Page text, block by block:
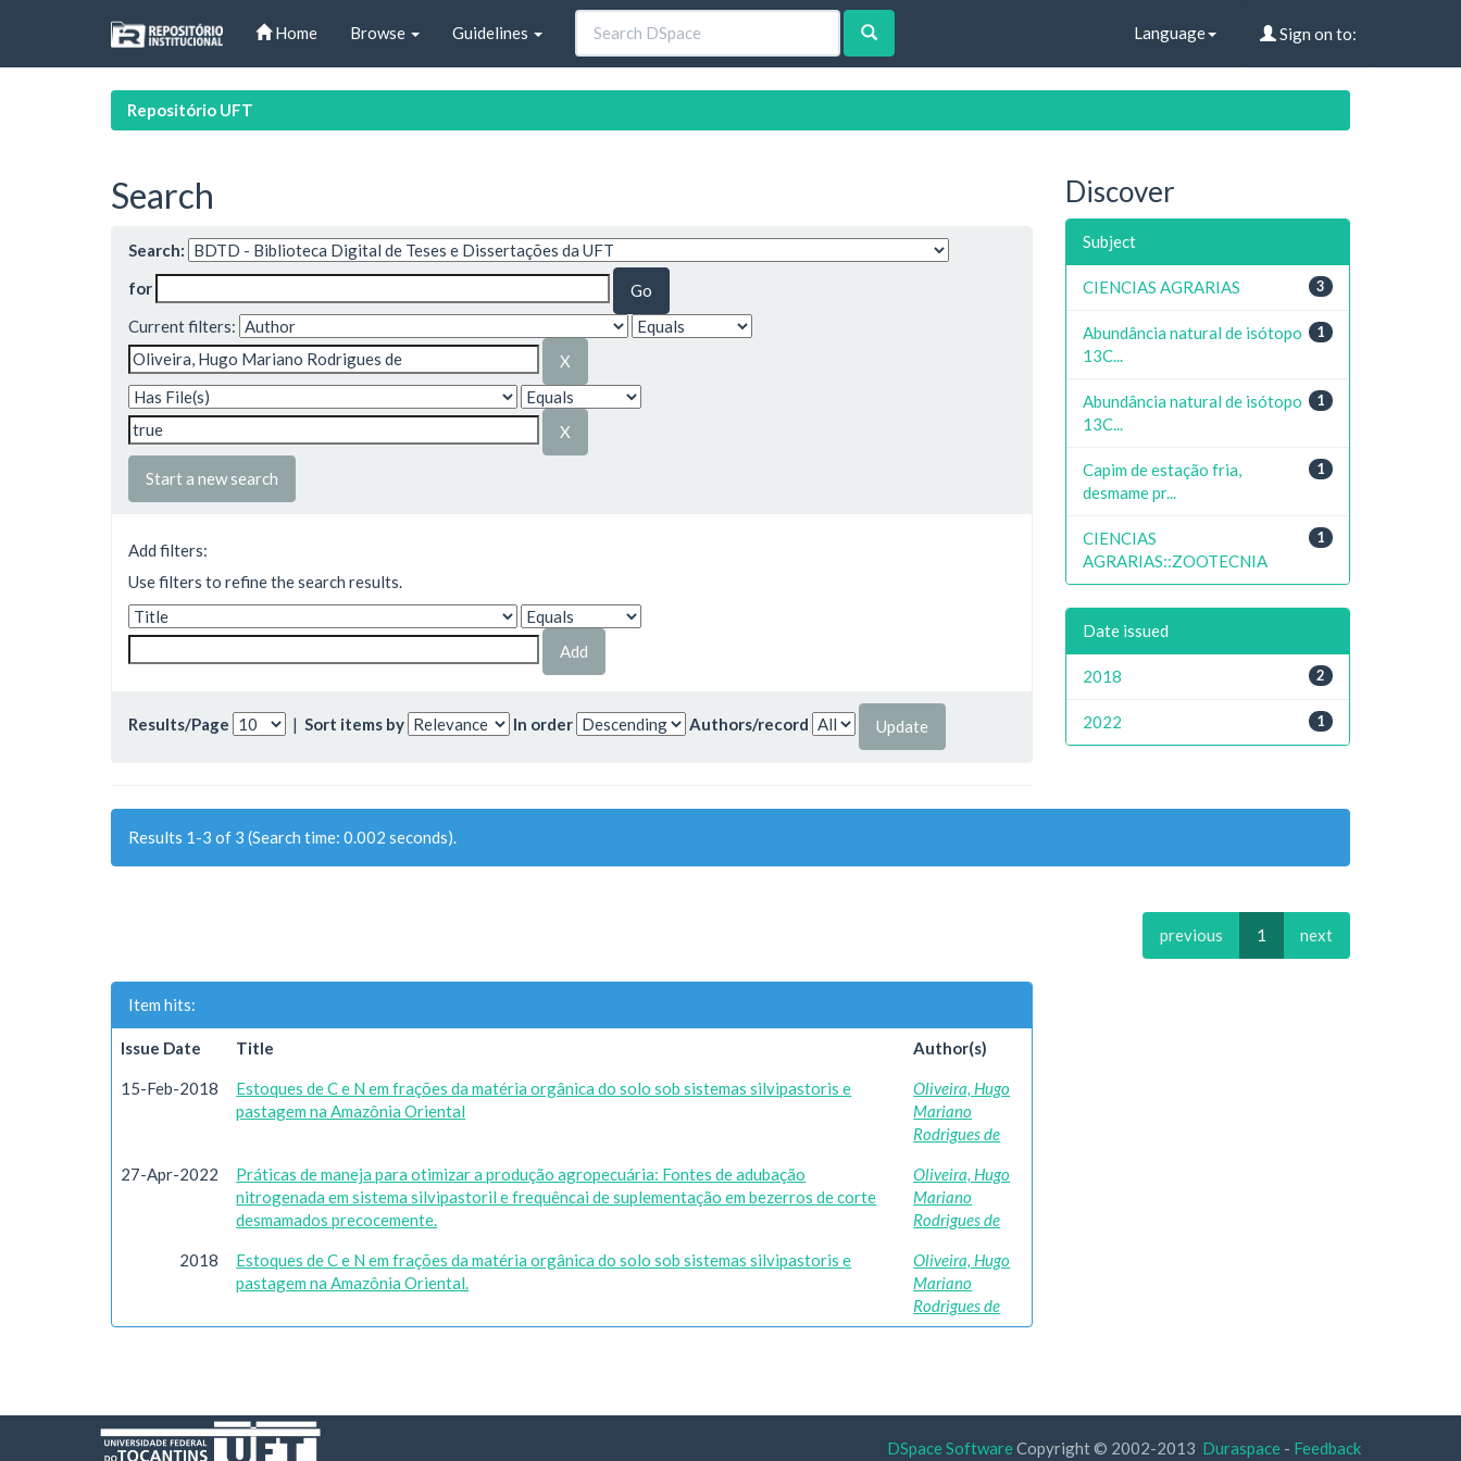
Home Browse Guidelines Language Sign on to:
Repositório UFT
Search
Search:
for
Current filters:
Start a new search
Add filters:
Use filters to refine the search results.
Results/Page | Sort items by In order Authors/record
Results 1-3 of 3 (Search time: 0.002 seconds).
previous 1 next
Item hits:
Issue Date Title Author(s)
15-Feb-2018
Estoques de C e N em frações da matéria orgânica do solo sob sistemas silvipastoris e
pastagem na Amazônia Oriental
Oliveira, Hugo
Mariano
Rodrigues de
27-Apr-2022
Práticas de maneja para otimizar a produção agropecuária: Fontes de adubação
nitrogenada em sistema silvipastoril e frequêncai de suplementação em bezerros de corte
desmamados precocemente.
Oliveira, Hugo
Mariano
Rodrigues de
2018
Estoques de C e N em frações da matéria orgânica do solo sob sistemas silvipastoris e
pastagem na Amazônia Oriental.
Oliveira, Hugo
Mariano
Rodrigues de
Discover
Subject
3
CIENCIAS AGRARIAS
1
Abundância natural de isótopo
13C...
1
Abundância natural de isótopo
13C...
1
Capim de estação fria,
desmame pr...
1
CIENCIAS
AGRARIAS::ZOOTECNIA
Date issued
2
2018
1
2022
DSpace Software Copyright © 2002-2013 Duraspace - Feedback